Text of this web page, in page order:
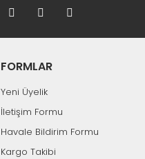
FORMLAR
Yeni Üyelik
İletişim Formu
Havale Bildirim Formu
Kargo Takibi